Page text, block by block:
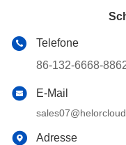
Telefone
86-132-6668-
E-Mail
Adresse